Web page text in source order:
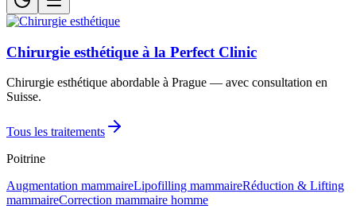
Chirurgie esthétique à la Perfect Clinic
Chirurgie esthétique abordable à Prague — avec consultation en
Suisse.
Tous les traitements
Poitrine
Augmentation mammaireLipofilling mammaireRéduction & Lifting
mammaireCorrection mammaire homme